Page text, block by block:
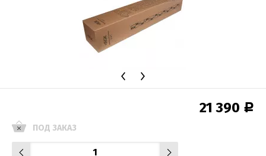
21 390 Р
ПОД ЗАКАЗ